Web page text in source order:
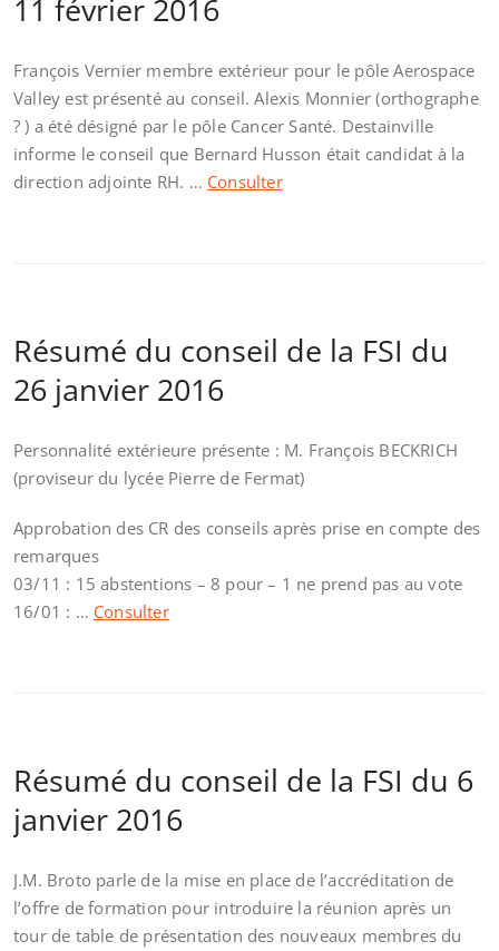
11 février 2016
François Vernier membre extérieur pour le pôle Aerospace
Valley est présenté au conseil. Alexis Monnier (orthographe
? ) a été désigné par le pôle Cancer Santé. Destainville
informe le conseil que Bernard Husson était candidat à la
direction adjointe RH. … Consulter
Résumé du conseil de la FSI du
26 janvier 2016
Personnalité extérieure présente : M. François BECKRICH
(proviseur du lycée Pierre de Fermat)
Approbation des CR des conseils après prise en compte des
remarques
03/11 : 15 abstentions – 8 pour – 1 ne prend pas au vote
16/01 : … Consulter
Résumé du conseil de la FSI du 6
janvier 2016
J.M. Broto parle de la mise en place de l’accréditation de
l’offre de formation pour introduire la réunion après un
tour de table de présentation des nouveaux membres du